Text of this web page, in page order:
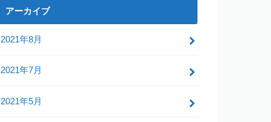
アーカイブ
2021年8月
2021年7月
2021年5月